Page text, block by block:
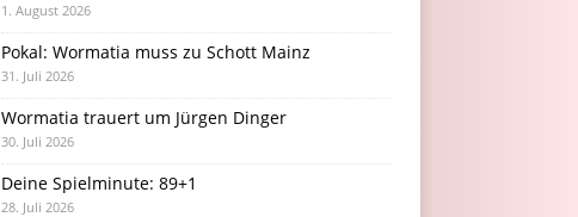
1. August 2026
Pokal: Wormatia muss zu Schott Mainz
31. Juli 2026
Wormatia trauert um Jürgen Dinger
30. Juli 2026
Deine Spielminute: 89+1
28. Juli 2026